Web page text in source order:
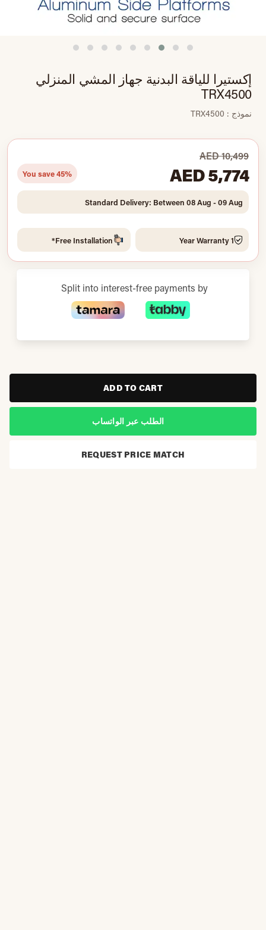
إكستيرا للياقة البدنية جهاز المشي المنزلي
TRX4500
نموذج : TRX4500
AED 10,499
AED 5,774
You save 45%
Standard Delivery: Between 08 Aug - 09 Aug
1 Year Warranty
Free Installation*
Split into interest-free payments by
ADD TO CART
الطلب عبر الواتساب
REQUEST PRICE MATCH